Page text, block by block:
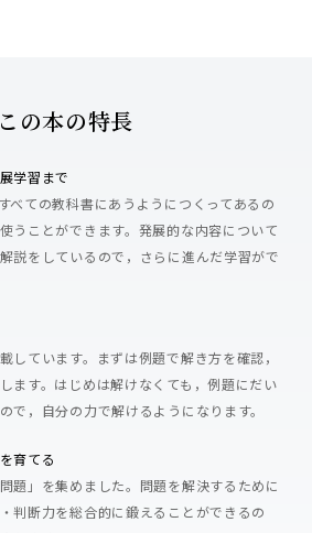
この本の特長
学習まで
べての教科書にあうようにつくってあるの
うことができます。発展的な内容について
説をしているので，さらに進んだ学習がで
しています。まずは例題で解き方を確認，
ます。はじめは解けなくても，例題にだい
で，自分の力で解けるようになります。
育てる
題」を集めました。問題を解決するために
判断力を総合的に鍛えることができるの